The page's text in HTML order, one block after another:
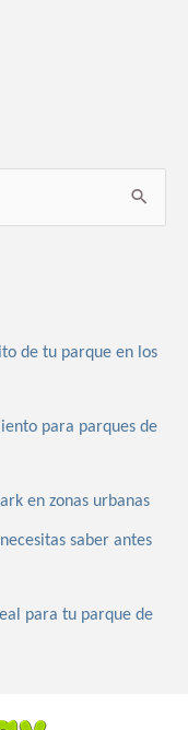
de tu parque en los
para parques de
en zonas urbanas
saber antes
para tu parque de